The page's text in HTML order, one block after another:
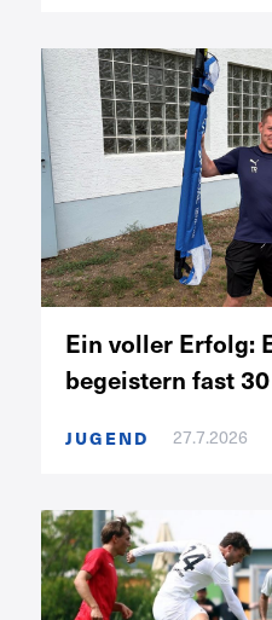
Ein voller Erfolg:
begeistern fast
JUGEND 27.7.2026